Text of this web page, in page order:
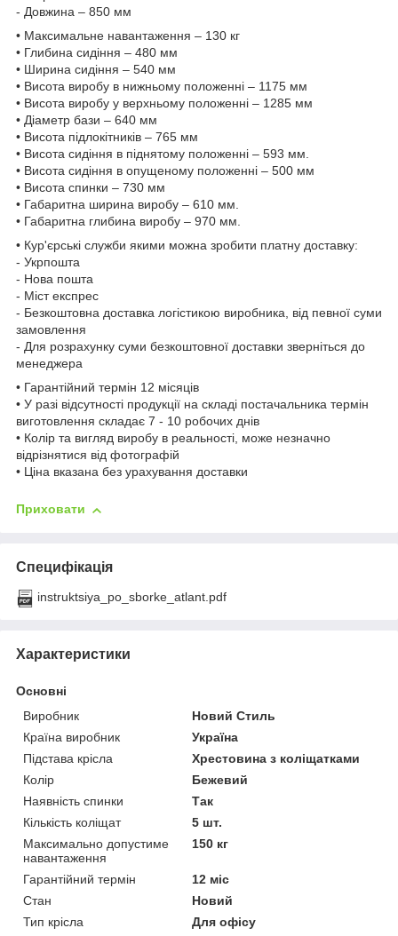
- Довжина – 850 мм
• Максимальне навантаження – 130 кг
• Глибина сидіння – 480 мм
• Ширина сидіння – 540 мм
• Висота виробу в нижньому положенні – 1175 мм
• Висота виробу у верхньому положенні – 1285 мм
• Діаметр бази – 640 мм
• Висота підлокітників – 765 мм
• Висота сидіння в піднятому положенні – 593 мм.
• Висота сидіння в опущеному положенні – 500 мм
• Висота спинки – 730 мм
• Габаритна ширина виробу – 610 мм.
• Габаритна глибина виробу – 970 мм.
• Кур'єрські служби якими можна зробити платну доставку:
- Укрпошта
- Нова пошта
- Міст експрес
- Безкоштовна доставка логістикою виробника, від певної суми
замовлення
- Для розрахунку суми безкоштовної доставки зверніться до
менеджера
• Гарантійний термін 12 місяців
• У разі відсутності продукції на складі постачальника термін
виготовлення складає 7 - 10 робочих днів
• Колір та вигляд виробу в реальності, може незначно
відрізнятися від фотографій
• Ціна вказана без урахування доставки
Приховати
Специфікація
instruktsiya_po_sborke_atlant.pdf
Характеристики
Основні
Виробник
Новий Стиль
Країна виробник
Україна
Підстава крісла
Хрестовина з коліщатками
Колір
Бежевий
Наявність спинки
Так
Кількість коліщат
5 шт.
Максимально допустиме
навантаження
150 кг
Гарантійний термін
12 міс
Стан
Новий
Тип крісла
Для офісу